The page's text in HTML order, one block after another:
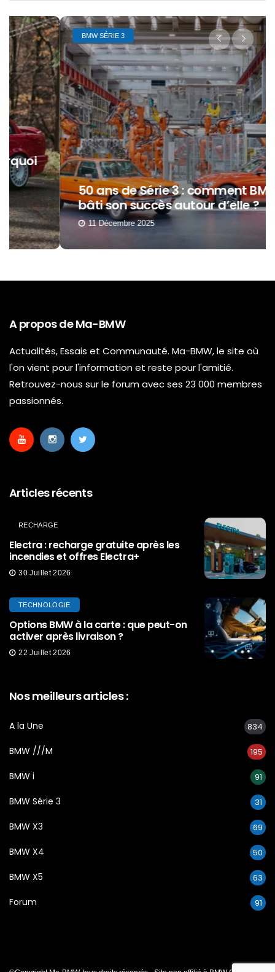
BMW SÉRIE 3
50 ans de Série 3 : comment BMW a
bâti son succès autour d’elle ?
11 Décembre 2025
A propos de Ma-BMW
Actualités, Essais et Communauté. Ma-BMW, le site où
l'on vient pour l'information et reste pour l'amitié.
Retrouvez-nous sur le forum avec ses 23 000 membres
passionnés.
Articles récents
RECHARGE
Electra : recharge gratuite après les
incendies et offres Electra+
30 Juillet 2026
TECHNOLOGIE
Options BMW à la carte : que peut-on
activer après livraison ?
22 Juillet 2026
Nos meilleurs articles :
A la Une 834
BMW ///M 195
BMW i 91
BMW Série 3 31
BMW X3 69
BMW X4 50
BMW X5 63
Forum 91